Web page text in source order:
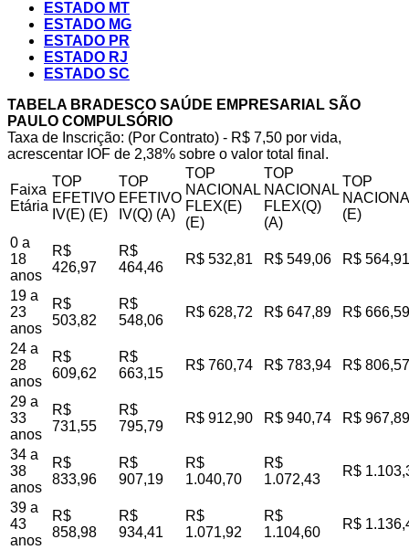
ESTADO MT
ESTADO MG
ESTADO PR
ESTADO RJ
ESTADO SC
TABELA BRADESCO SAÚDE EMPRESARIAL SÃO
PAULO COMPULSÓRIO
Taxa de Inscrição: (Por Contrato) - R$ 7,50 por vida,
acrescentar IOF de 2,38% sobre o valor total final.
Faixa
Etária
TOP
EFETIVO
IV(E) (E)
TOP
EFETIVO
IV(Q) (A)
TOP
NACIONAL
FLEX(E)
(E)
TOP
NACIONAL
FLEX(Q)
(A)
TOP
(E)
0 a
18
anos
R$
426,97
R$
464,46
R$ 532,81 R$ 549,06 R$ 564,91
19 a
23
anos
R$
503,82
R$
548,06
R$ 628,72 R$ 647,89 R$ 666,59
24 a
28
anos
R$
609,62
R$
663,15
R$ 760,74 R$ 783,94 R$ 806,57
29 a
33
anos
R$
731,55
R$
795,79
R$ 912,90 R$ 940,74 R$ 967,89
34 a
38
anos
R$
833,96
R$
907,19
R$
1.040,70
R$
1.072,43
R$
39 a
43
anos
R$
858,98
R$
934,41
R$
1.071,92
R$
1.104,60
R$